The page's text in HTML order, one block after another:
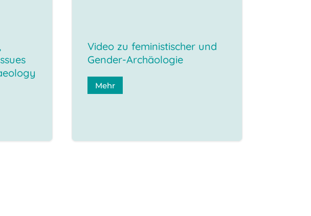
Video zu feministischer und
Gender-Archäologie
Mehr